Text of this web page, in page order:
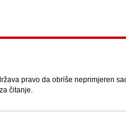
pravo da obriše neprimjeren
čitanje.